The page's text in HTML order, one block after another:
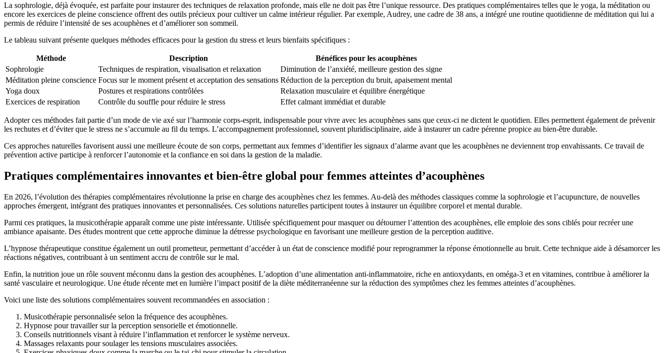
La sophrologie, déjà évoquée, est parfaite pour instaurer des techniques de relaxation profonde, mais elle ne doit pas être l’unique ressource. Des pratiques complémentaires telles que le yoga, la méditation ou
encore les exercices de pleine conscience offrent des outils précieux pour cultiver un calme intérieur régulier. Par exemple, Audrey, une cadre de 38 ans, a intégré une routine quotidienne de méditation qui lui a
permis de réduire l’intensité de ses acouphènes et d’améliorer son sommeil.
Le tableau suivant présente quelques méthodes efficaces pour la gestion du stress et leurs bienfaits spécifiques :
Méthode Description
Bénéfices pour les acouphènes
Sophrologie
Techniques de respiration, visualisation et relaxation
Diminution de l’anxiété, meilleure gestion des signe
Méditation pleine conscience Focus sur le moment présent et acceptation des sensations Réduction de la perception du bruit, apaisement mental
Yoga doux
Postures et respirations contrôlées
Relaxation musculaire et équilibre énergétique
Exercices de respiration
Contrôle du souffle pour réduire le stress Effet calmant immédiat et durable
Adopter ces méthodes fait partie d’un mode de vie axé sur l’harmonie corps-esprit, indispensable pour vivre avec les acouphènes sans que ceux-ci ne dictent le quotidien. Elles permettent également de prévenir
les rechutes et d’éviter que le stress ne s’accumule au fil du temps. L’accompagnement professionnel, souvent pluridisciplinaire, aide à instaurer un cadre pérenne propice au bien-être durable.
Ces approches naturelles favorisent aussi une meilleure écoute de son corps, permettant aux femmes d’identifier les signaux d’alarme avant que les acouphènes ne deviennent trop envahissants. Ce travail de
prévention active participe à renforcer l’autonomie et la confiance en soi dans la gestion de la maladie.
Pratiques complémentaires innovantes et bien-être global pour femmes atteintes d’acouphènes
En 2026, l’évolution des thérapies complémentaires révolutionne la prise en charge des acouphènes chez les femmes. Au-delà des méthodes classiques comme la sophrologie et l’acupuncture, de nouvelles
approches émergent, intégrant des pratiques innovantes et personnalisées. Ces solutions naturelles participent toutes à instaurer un équilibre corporel et mental durable.
Parmi ces pratiques, la musicothérapie apparaît comme une piste intéressante. Utilisée spécifiquement pour masquer ou détourner l’attention des acouphènes, elle emploie des sons ciblés pour recréer une
ambiance apaisante. Des études montrent que cette approche diminue la détresse psychologique en favorisant une meilleure gestion de la perception auditive.
L’hypnose thérapeutique constitue également un outil prometteur, permettant d’accéder à un état de conscience modifié pour reprogrammer la réponse émotionnelle au bruit. Cette technique aide à désamorcer les
réactions négatives, contribuant à un sentiment accru de contrôle sur le mal.
Enfin, la nutrition joue un rôle souvent méconnu dans la gestion des acouphènes. L’adoption d’une alimentation anti-inflammatoire, riche en antioxydants, en oméga-3 et en vitamines, contribue à améliorer la
santé vasculaire et neurologique. Une étude récente met en lumière l’impact positif de la diète méditerranéenne sur la réduction des symptômes chez les femmes atteintes d’acouphènes.
Voici une liste des solutions complémentaires souvent recommandées en association :
Musicothérapie personnalisée selon la fréquence des acouphènes.
Hypnose pour travailler sur la perception sensorielle et émotionnelle.
Conseils nutritionnels visant à réduire l’inflammation et renforcer le système nerveux.
Massages relaxants pour soulager les tensions musculaires associées.